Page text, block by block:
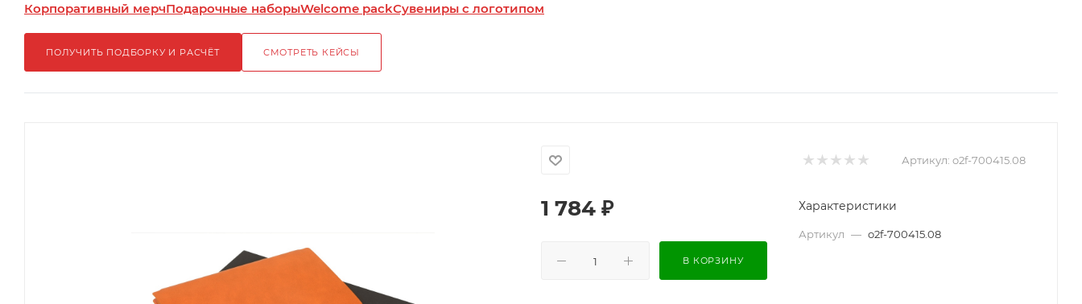
Корпоративный мерчПодарочные наборыWelcome packСувениры с логотипом
ПОЛУЧИТЬ ПОДБОРКУ И РАСЧЁТ СМОТРЕТЬ КЕЙСЫ
Артикул: o2f-700415.08
1 784 ₽
В КОРЗИНУ
Характеристики
Артикул — o2f-700415.08